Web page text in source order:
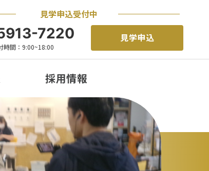
見学申込受付中
7220
時間：9:00~18:00
見学申込
採用情報